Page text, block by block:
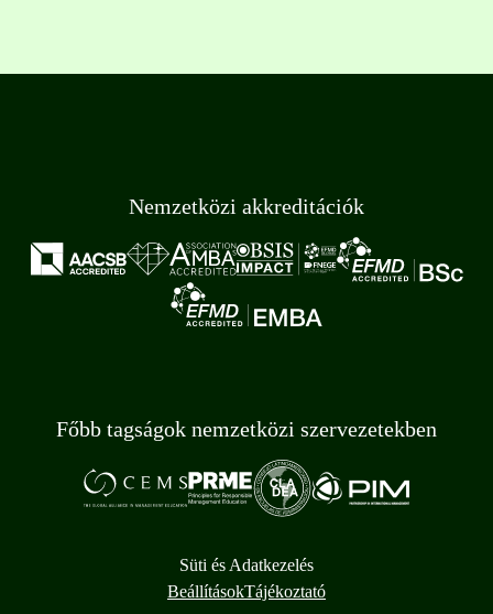
Nemzetközi akkreditációk
Főbb tagságok nemzetközi szervezetekben
Süti és Adatkezelés
BeállításokTájékoztató